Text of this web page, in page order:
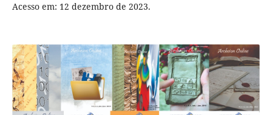
Acesso em: 12 dezembro de 2023.